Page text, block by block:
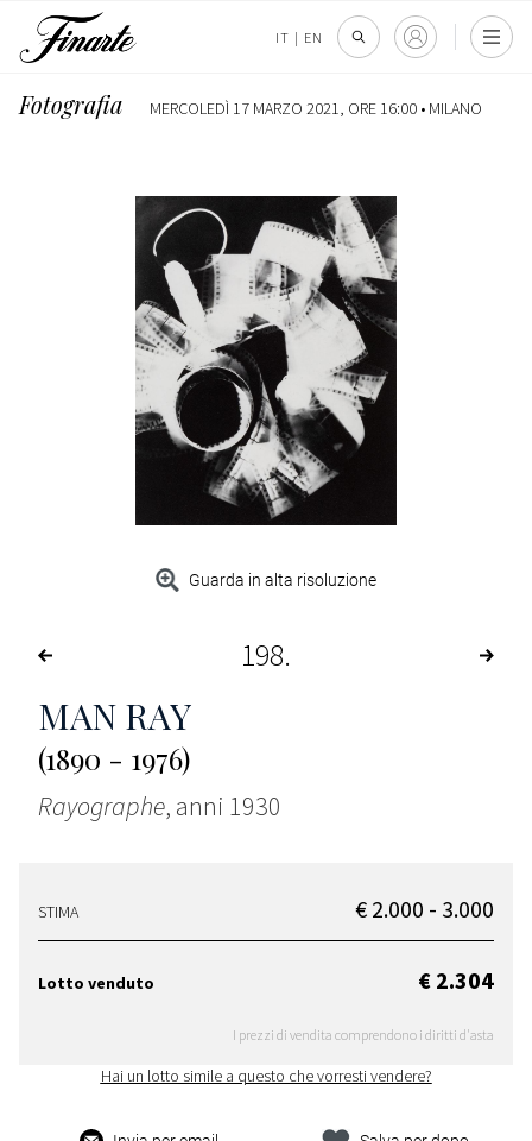
IT | EN
Fotografia MERCOLEDÌ 17 MARZO 2021, ORE 16:00 • MILANO
Guarda in alta risoluzione
198
MAN RAY
(1890 - 1976)
Rayographe, anni 1930
STIMA € 2.000 - 3.000
Lotto venduto € 2.304
I prezzi di vendita comprendono i diritti d'asta
Hai un lotto simile a questo che vorresti vendere?